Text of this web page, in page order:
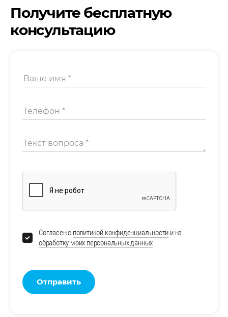
Получите бесплатную
консультацию
Согласен с политикой конфиденциальности и на
обработку моих персональных данных
Отправить